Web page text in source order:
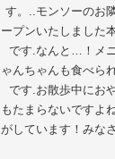
す。..モンソーのお
ープンいたしました️
です.なんと…！メ
ゃんちゃんも食べら
です.お散歩中にお
もたまらないですよ
がしています！みな